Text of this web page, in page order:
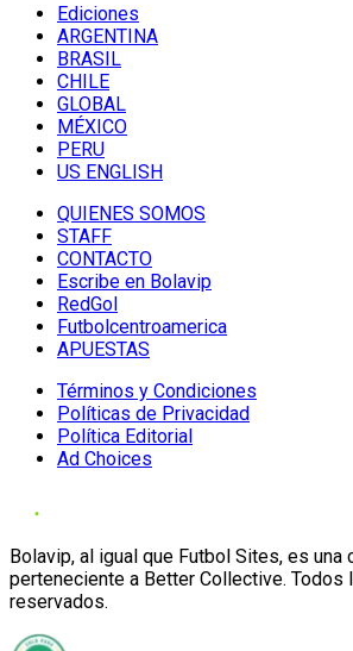
Ediciones
ARGENTINA
BRASIL
CHILE
GLOBAL
MÉXICO
PERU
US ENGLISH
QUIENES SOMOS
STAFF
CONTACTO
Escribe en Bolavip
RedGol
Futbolcentroamerica
APUESTAS
Términos y Condiciones
Políticas de Privacidad
Política Editorial
Ad Choices
Bolavip, al igual que Futbol Sites, es una
perteneciente a Better Collective. Todos
reservados.